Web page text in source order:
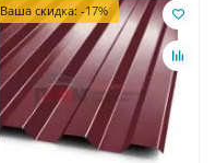
Ваша скидка: -17%